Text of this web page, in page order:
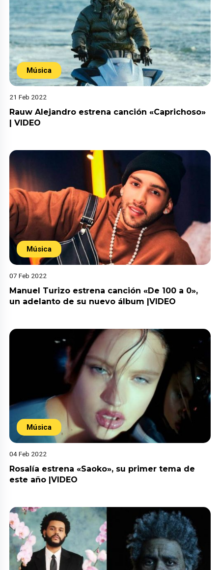
Música
21 Feb 2022
Rauw Alejandro estrena canción «Caprichoso»
| VIDEO
Música
07 Feb 2022
Manuel Turizo estrena canción «De 100 a 0»,
un adelanto de su nuevo álbum |VIDEO
Música
04 Feb 2022
Rosalía estrena «Saoko», su primer tema de
este año |VIDEO